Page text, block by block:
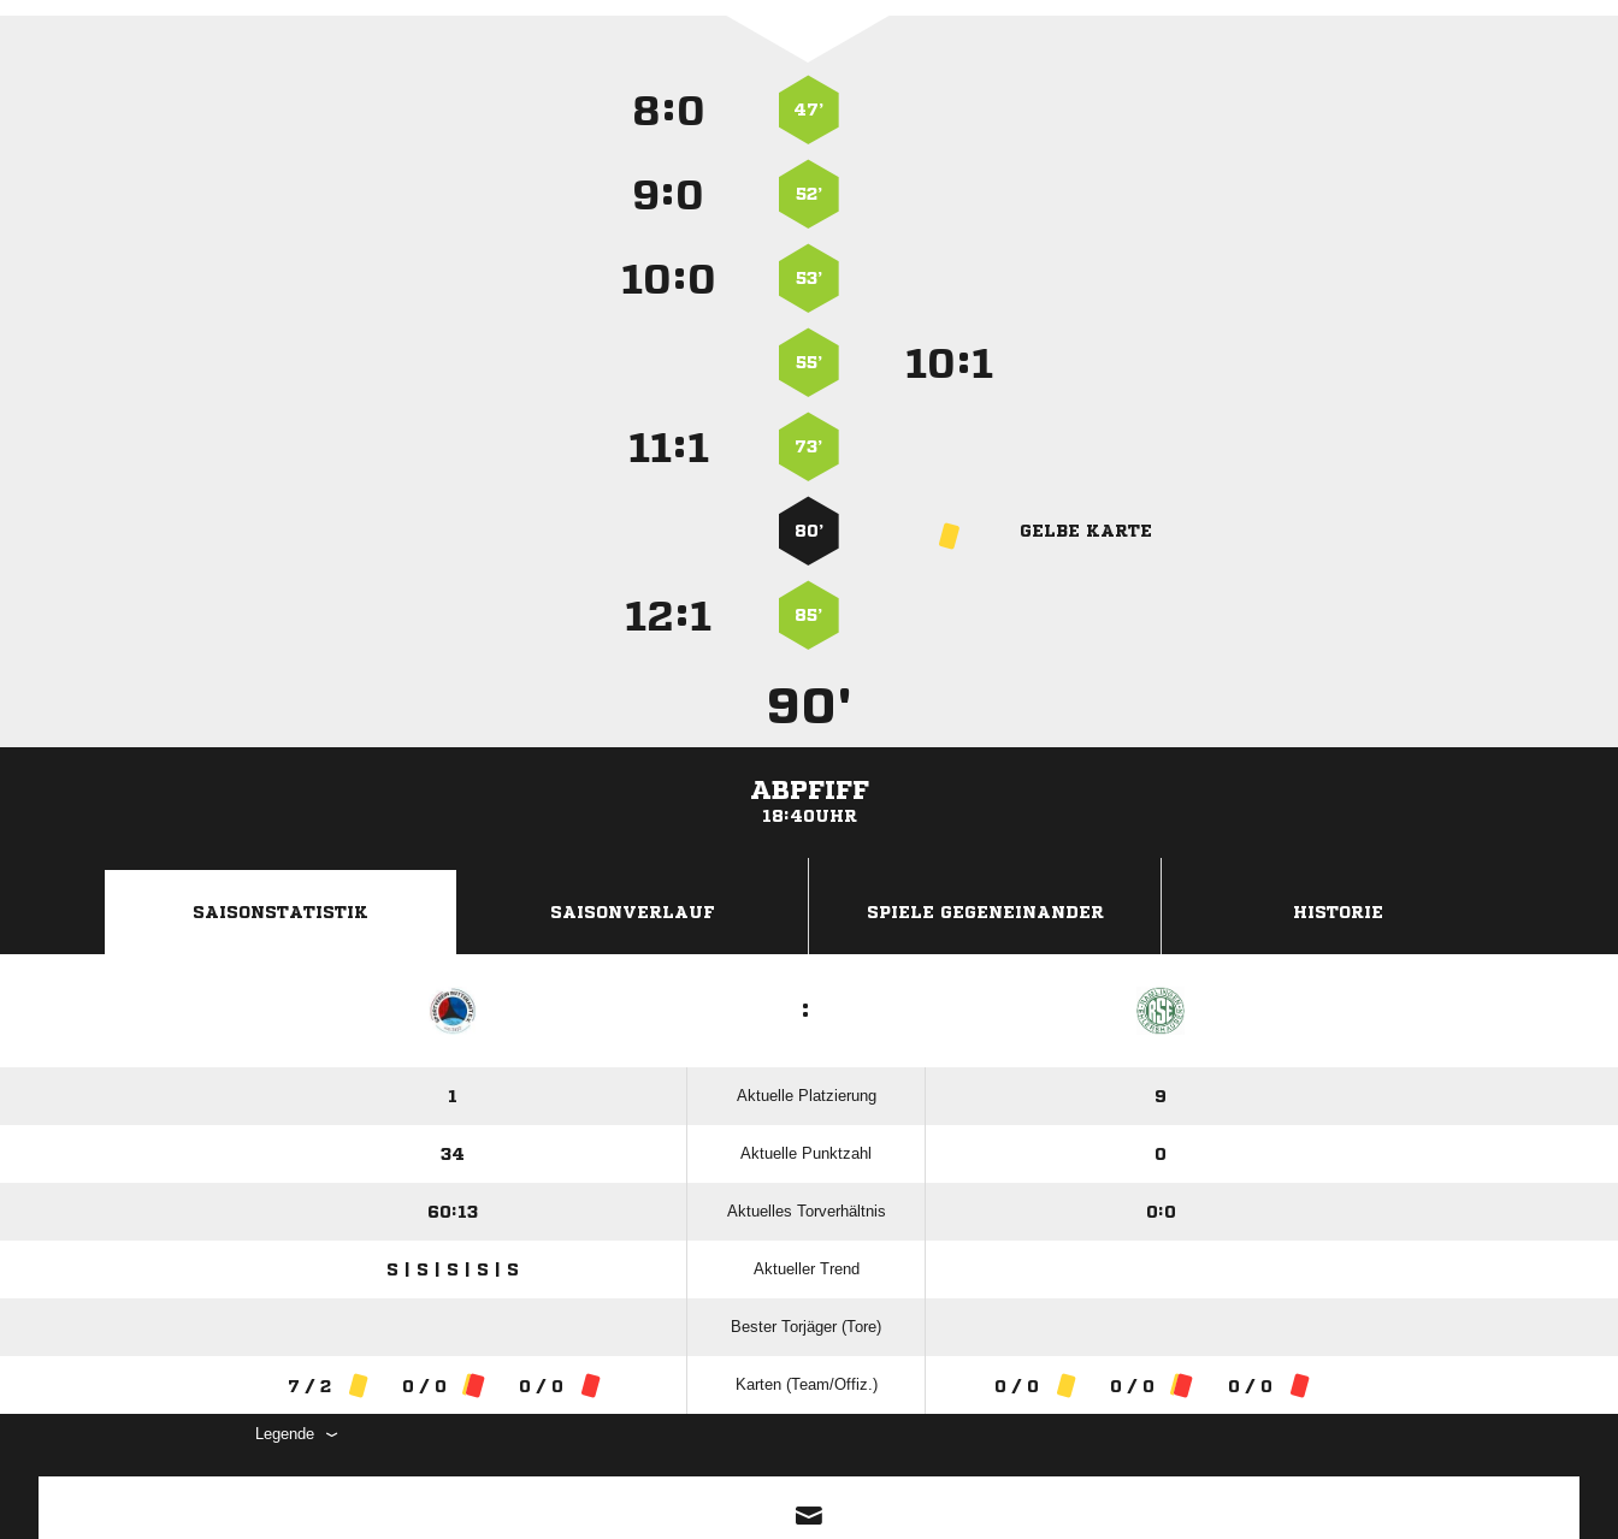
: 47’
: 52’
: 53’
55’ :
: 73’
80’ GELBE KARTE
: 85’
90'
ABPFIFF
18:40UHR
SAISONSTATISTIK SAISONVERLAUF SPIELE GEGENEINANDER HISTORIE
:
1 Aktuelle Platzierung 9
34 Aktuelle Punktzahl 0
60:13 Aktuelles Torverhältnis 0:0
S | S | S | S | S Aktueller Trend
Bester Torjäger (Tore)
7 / 2 0 / 0 0 / 0 Karten (Team/Offiz.) 0 / 0 0 / 0 0 / 0
Legende